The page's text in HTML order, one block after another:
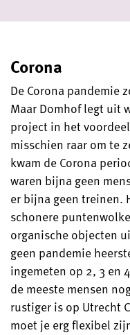
Corona
De Corona pandemie
Maar Domhof legt uit
project in het
misschien raar om te
kwam de Corona
waren bijna geen
er bijna geen treinen.
schonere
organische objecten
geen pandemie
ingemeten op 2, 3 en
de meeste mensen
rustiger is op Utrecht
moet je erg flexibel